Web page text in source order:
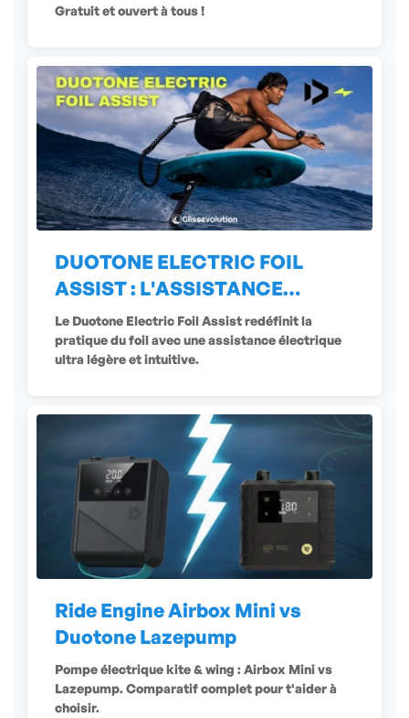
Gratuit et ouvert à tous !
DUOTONE ELECTRIC FOIL
ASSIST : L'ASSISTANCE
ÉLECTRIQUE
Le Duotone Electric Foil Assist redéfinit la
pratique du foil avec une assistance électrique
ultra légère et intuitive.
Ride Engine Airbox Mini vs
Duotone Lazepump
Pompe électrique kite & wing : Airbox Mini vs
Lazepump. Comparatif complet pour t'aider à
choisir.